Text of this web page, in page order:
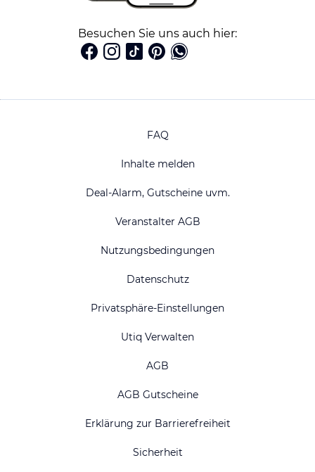
Besuchen Sie uns auch hier:
FAQ
Inhalte melden
Deal-Alarm, Gutscheine uvm.
Veranstalter AGB
Nutzungsbedingungen
Datenschutz
Privatsphäre-Einstellungen
Utiq Verwalten
AGB
AGB Gutscheine
Erklärung zur Barrierefreiheit
Sicherheit